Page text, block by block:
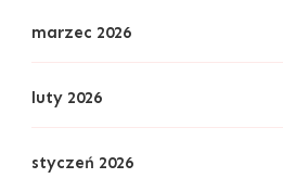
marzec 2026
luty 2026
styczeń 2026